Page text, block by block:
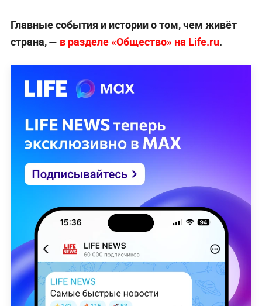
Главные события и истории о том, чем живёт
страна, — в разделе «Общество» на Life.ru.